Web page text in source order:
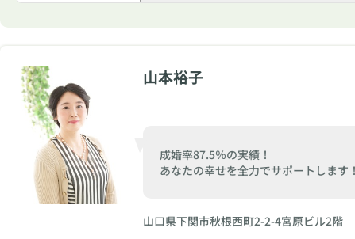
山本裕子
成婚率87.5％の実績！
あなたの幸せを全力でサポートします！
山口県下関市秋根西町2-2-4宮原ビル2階